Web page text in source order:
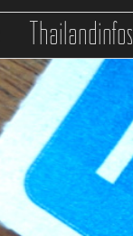
Thailandinfos